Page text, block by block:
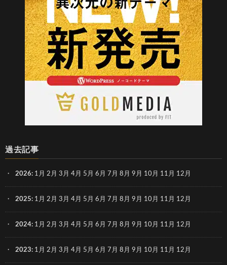
過去記事
2026: 1月 2月 3月 4月 5月 6月 7月 8月 9月 10月 11月 12月
2025: 1月 2月 3月 4月 5月 6月 7月 8月 9月 10月 11月 12月
2024: 1月 2月 3月 4月 5月 6月 7月 8月 9月 10月 11月 12月
2023: 1月 2月 3月 4月 5月 6月 7月 8月 9月 10月 11月 12月